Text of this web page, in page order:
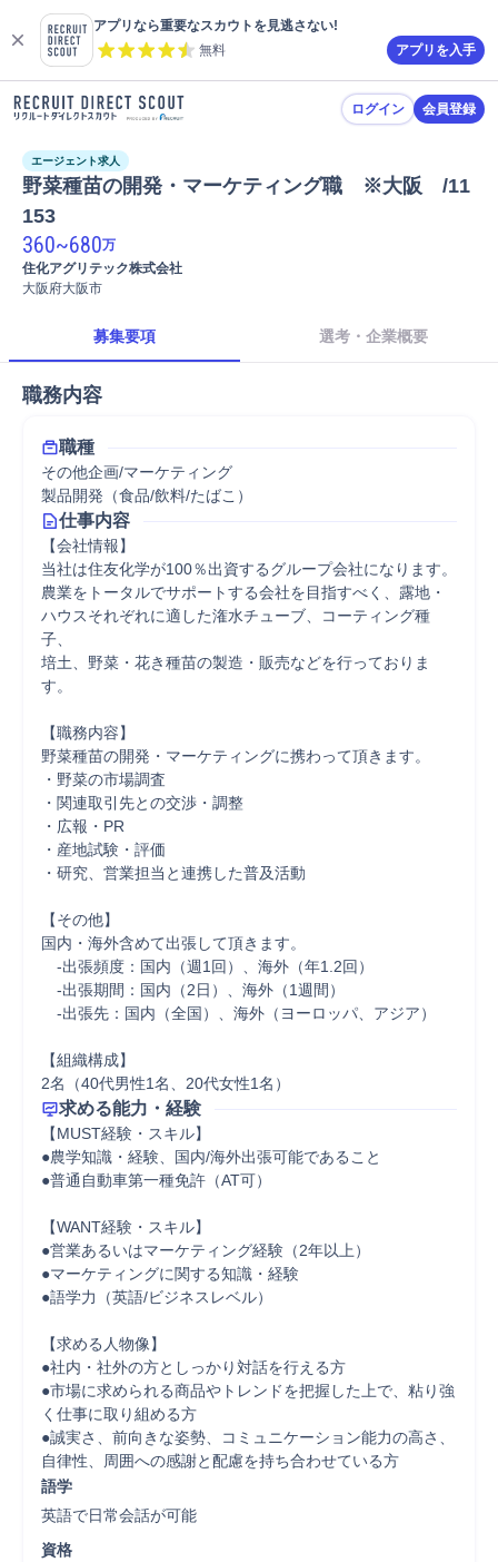
アプリなら重要なスカウトを見逃さない!
無料
アプリを入手
ログイン 会員登録
エージェント求人
野菜種苗の開発・マーケティング職　※大阪　/11
153
360~680万
住化アグリテック株式会社
大阪府大阪市
募集要項 選考・企業概要
職務内容
職種
その他企画/マーケティング
製品開発（食品/飲料/たばこ）
仕事内容
【会社情報】
当社は住友化学が100％出資するグループ会社になります。
農業をトータルでサポートする会社を目指すべく、露地・
ハウスそれぞれに適した潅水チューブ、コーティング種
子、
培土、野菜・花き種苗の製造・販売などを行っておりま
す。
【職務内容】
野菜種苗の開発・マーケティングに携わって頂きます。
・野菜の市場調査
・関連取引先との交渉・調整
・広報・PR
・産地試験・評価
・研究、営業担当と連携した普及活動
【その他】
国内・海外含めて出張して頂きます。
-出張頻度：国内（週1回）、海外（年1.2回）
-出張期間：国内（2日）、海外（1週間）
-出張先：国内（全国）、海外（ヨーロッパ、アジア）
【組織構成】
2名（40代男性1名、20代女性1名）
求める能力・経験
【MUST経験・スキル】
●農学知識・経験、国内/海外出張可能であること
●普通自動車第一種免許（AT可）
【WANT経験・スキル】
●営業あるいはマーケティング経験（2年以上）
●マーケティングに関する知識・経験
●語学力（英語/ビジネスレベル）
【求める人物像】
●社内・社外の方としっかり対話を行える方
●市場に求められる商品やトレンドを把握した上で、粘り強
く仕事に取り組める方
●誠実さ、前向きな姿勢、コミュニケーション能力の高さ、
自律性、周囲への感謝と配慮を持ち合わせている方
語学
英語で日常会話が可能
資格